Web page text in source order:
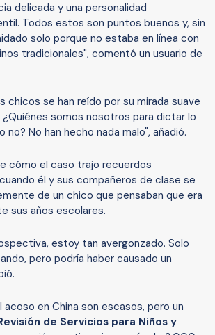
delicada y una personalidad
Todos estos son puntos buenos y, sin
solo porque no estaba en línea con
tradicionales", comentó un usuario de
chicos se han reído por su mirada suave
somos nosotros para dictar lo
No han hecho nada malo", añadió.
cómo el caso trajo recuerdos
él y sus compañeros de clase se
de un chico que pensaban que era
sus años escolares.
estoy tan avergonzado. Solo
pero podría haber causado un
en China son escasos, pero un
de Servicios para Niños y